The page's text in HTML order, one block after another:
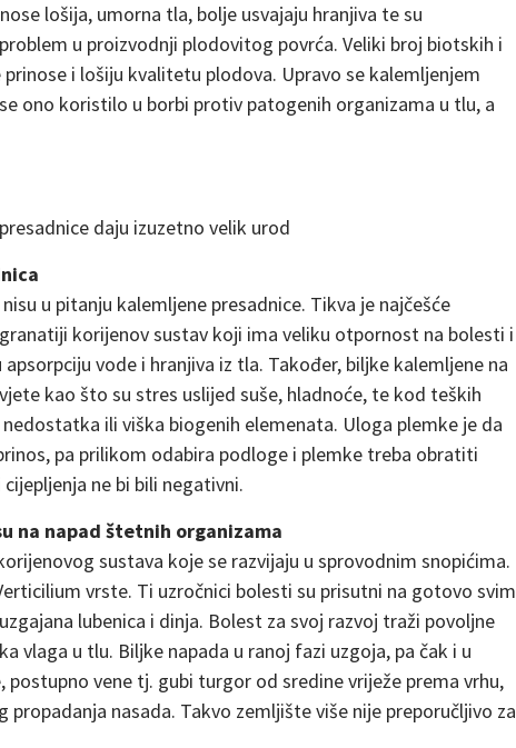
lošija, umorna tla, bolje usvajaju hranjiva te su
u proizvodnji plodovitog povrća. Veliki broj biotskih i
i lošiju kvalitetu plodova. Upravo se kalemljenjem
ono koristilo u borbi protiv patogenih organizama u tlu, a
daju izuzetno velik urod
u pitanju kalemljene presadnice. Tikva je najčešće
korijenov sustav koji ima veliku otpornost na bolesti i
vode i hranjiva iz tla. Također, biljke kalemljene na
kao što su stres uslijed suše, hladnoće, te kod teških
ili viška biogenih elemenata. Uloga plemke je da
pa prilikom odabira podloge i plemke treba obratiti
ne bi bili negativni.
na napad štetnih organizama
sustava koje se razvijaju u sprovodnim snopićima.
vrste. Ti uzročnici bolesti su prisutni na gotovo svim
lubenica i dinja. Bolest za svoj razvoj traži povoljne
vlaga u tlu. Biljke napada u ranoj fazi uzgoja, pa čak i u
vene tj. gubi turgor od sredine vriježe prema vrhu,
nasada. Takvo zemljište više nije preporučljivo za